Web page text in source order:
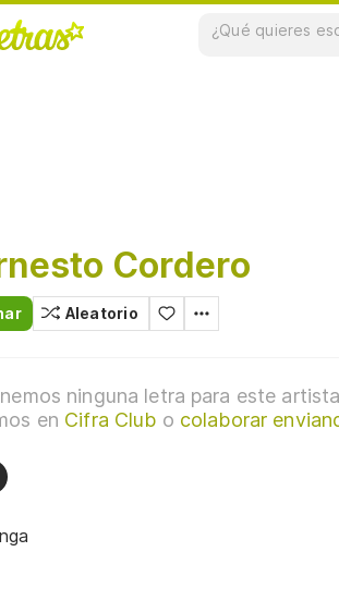
Cordero
Aleatorio
ninguna letra para este
en Cifra Club o colaborar